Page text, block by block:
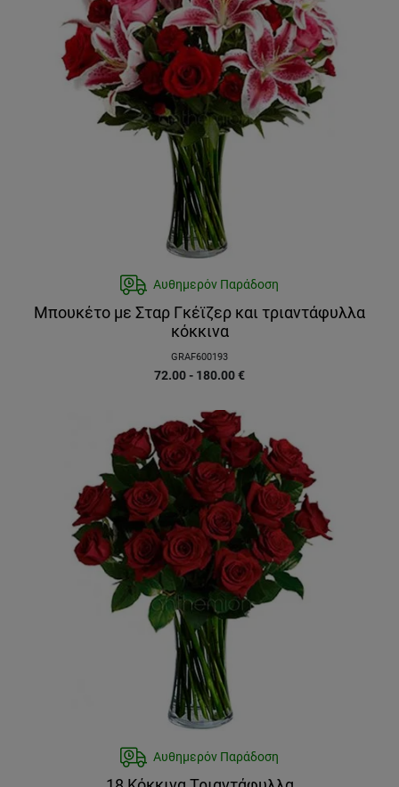
Αυθημερόν Παράδοση
Μπουκέτο με Σταρ Γκέϊζερ και τριαντάφυλλα
κόκκινα
GRAF600193
72.00 - 180.00€
Αυθημερόν Παράδοση